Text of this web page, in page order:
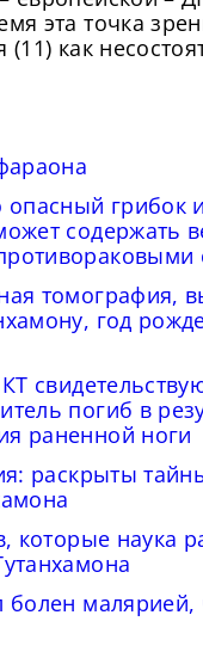
эта точка
(11) как
опасный грибок
содержать
томография,
год
погиб в
раненной ноги
раскрыты
которые наука
малярией,